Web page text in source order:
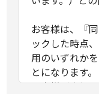
お客様は、『
ックした時点
用のいずれか
とになります。
お客様が本契